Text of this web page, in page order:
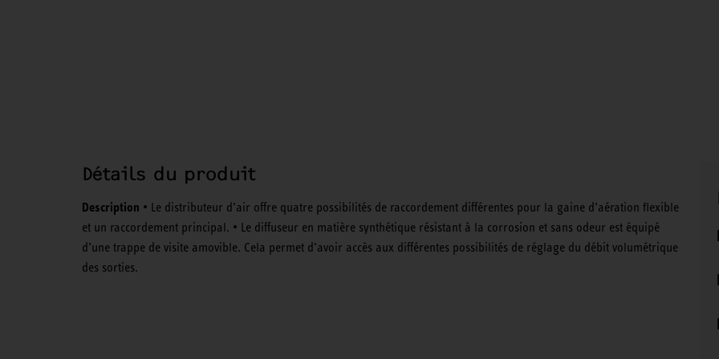
Détails du produit
Description • Le distributeur d’air offre quatre possibilités de raccordement différentes pour la gaine d’aération flexible
et un raccordement principal. • Le diffuseur en matière synthétique résistant à la corrosion et sans odeur est équipé
d’une trappe de visite amovible. Cela permet d’avoir accès aux différentes possibilités de réglage du débit volumétrique
des sorties.